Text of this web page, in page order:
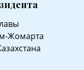
Жомарта